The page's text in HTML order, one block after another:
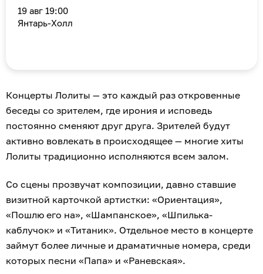
19 авг 19:00
Янтарь-Холл
Концерты Лолиты — это каждый раз откровенные
беседы со зрителем, где ирония и исповедь
постоянно сменяют друг друга. Зрителей будут
активно вовлекать в происходящее — многие хиты
Лолиты традиционно исполняются всем залом.
Со сцены прозвучат композиции, давно ставшие
визитной карточкой артистки: «Ориентация»,
«Пошлю его на», «Шампанское», «Шпилька-
каблучок» и «Титаник». Отдельное место в концерте
займут более личные и драматичные номера, среди
которых песни «Папа» и «Раневская».